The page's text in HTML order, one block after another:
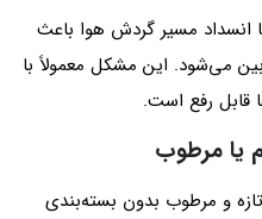
انسداد مسیر گردش هوا باعث
می‌شود. این مشکل معمولاً با
قابل رفع است.
یا مرطوب
و مرطوب بدون بسته‌بندی